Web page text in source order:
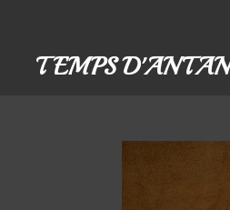
contenuTEMPS D'ANTAN